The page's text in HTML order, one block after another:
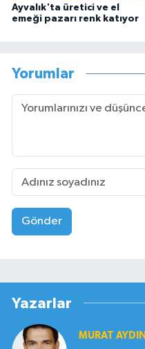
Ayvalık'ta üretici ve el
emeği pazarı renk katıyor
Yorumlar
Gönder
Yazarlar
MURAT AYDIN